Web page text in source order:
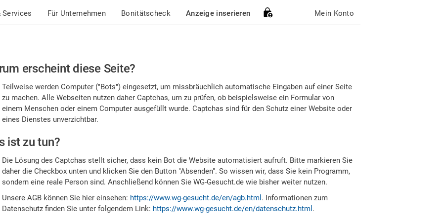
Services Für Unternehmen Bonitätscheck Anzeige inserieren Mein Konto
erscheint diese Seite?
Teilweise werden Computer ("Bots") eingesetzt, um missbräuchlich automatische Eingaben auf einer Seite
zu machen. Alle Webseiten nutzen daher Captchas, um zu prüfen, ob beispielsweise ein Formular von
einem Menschen oder einem Computer ausgefüllt wurde. Captchas sind für den Schutz einer Website oder
eines Dienstes unverzichtbar.
ist zu tun?
Die Lösung des Captchas stellt sicher, dass kein Bot die Website automatisiert aufruft. Bitte markieren Sie
daher die Checkbox unten und klicken Sie den Button "Absenden". So wissen wir, dass Sie kein Programm,
sondern eine reale Person sind. Anschließend können Sie WG-Gesucht.de wie bisher weiter nutzen.
Unsere AGB können Sie hier einsehen: https://www.wg-gesucht.de/en/agb.html . Informationen zum
Datenschutz finden Sie unter folgendem Link: https://www.wg-gesucht.de/en/datenschutz.html .